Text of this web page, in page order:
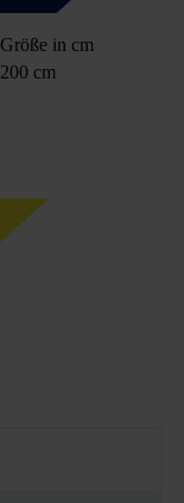
Größe in cm
200 cm